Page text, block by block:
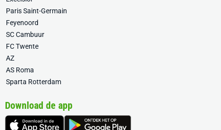
Paris Saint-Germain
Feyenoord
SC Cambuur
FC Twente
AZ
AS Roma
Sparta Rotterdam
Download de app